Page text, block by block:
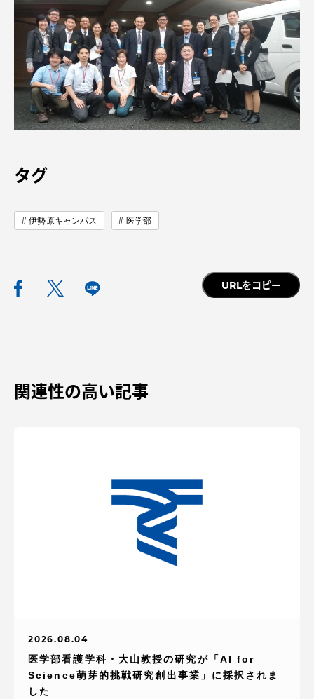
タグ
伊勢原キャンパス 医学部
URLをコピー
関連性の高い記事
2026.08.04
医学部看護学科・大山教授の研究が「AI for
Science萌芽的挑戦研究創出事業」に採択されま
した